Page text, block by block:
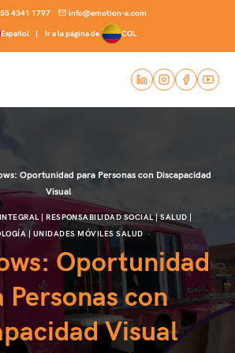
4341 1797 info@emotion-a.com
Español | Ir a la página de COL
Oportunidad para Personas con Discapacidad
Visual
|RESPONSABILIDAD SOCIAL|SALUD
| UNIDADES MÓVILES SALUD
Oportunidad
Personas con
Visual